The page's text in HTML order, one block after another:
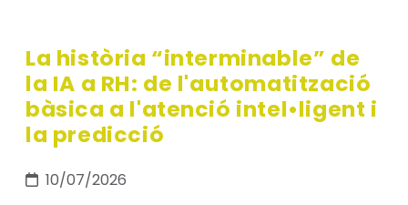
La història “interminable” de
la IA a RH: de l'automatització
bàsica a l'atenció intel•ligent i
la predicció
10/07/2026